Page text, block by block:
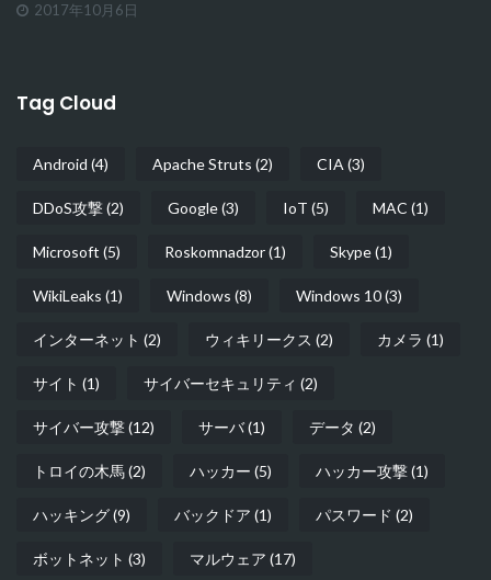
2017年10月6日
Tag Cloud
Android (4) Apache Struts (2) CIA (3)
DDoS攻撃(2) Google(3) IoT (5) MAC (1)
Microsoft (5) Roskomnadzor(1) Skype(1)
WikiLeaks (1) Windows (8) Windows 10(3)
インターネット (2) ウィキリークス (2) カメラ (1)
サイト (1) サイバーセキュリティ (2)
サイバー攻撃(12) サーバ(1) データ (2)
トロイの木馬(2) ハッカー (5) ハッカー攻撃(1)
ハッキング(9) バックドア (1) パスワード (2)
ボットネット (3) マルウェア (17)